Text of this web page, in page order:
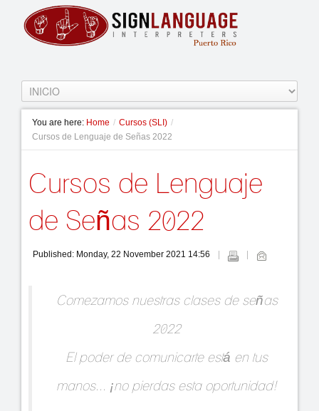
You are here: Home / Cursos (SLI) /
Cursos de Lenguaje de Señas 2022
Cursos de Lenguaje
de Señas 2022
Published: Monday, 22 November 2021 14:56
Comezamos nuestras clases de señas
2022
El poder de comunicarte está en tus
manos... ¡no pierdas esta oportunidad!